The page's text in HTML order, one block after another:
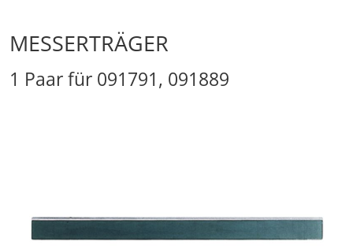
MESSERTRÄGER
1 Paar für 091791, 091889